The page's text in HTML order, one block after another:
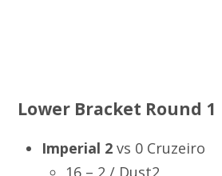
Lower Bracket Round 1
Imperial 2 vs 0 Cruzeiro